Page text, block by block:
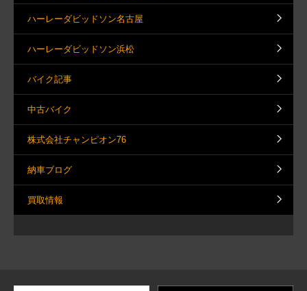
ハーレーダビッドソン名古屋
ハーレーダビッドソン浜松
バイク記事
中古バイク
株式会社チャンピオン76
納車ブログ
買取情報